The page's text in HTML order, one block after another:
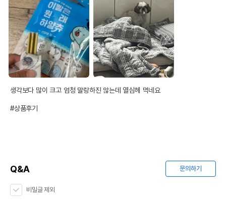
생각보다 많이 크고 엄청 말랑하진 않는데 열심헤 먹네요
#상품후기
Q&A 문의하기
비밀글 제외